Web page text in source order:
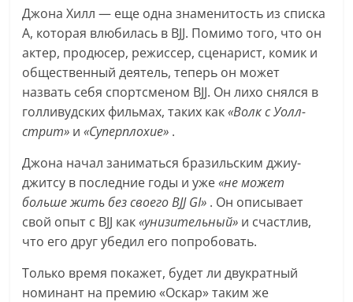
Джона Хилл — еще одна знаменитость из списка
А, которая влюбилась в BJJ. Помимо того, что он
актер, продюсер, режиссер, сценарист, комик и
общественный деятель, теперь он может
назвать себя спортсменом BJJ. Он лихо снялся в
голливудских фильмах, таких как«Волк с Уолл-
стрит» и«Суперплохие» .
Джона начал заниматься бразильским джиу-
джитсу в последние годы и уже«не может
больше жить без своего BJJ GI» . Он описывает
свой опыт с BJJ как«унизительный» и счастлив,
что его друг убедил его попробовать.
Только время покажет, будет ли двукратный
номинант на премию «Оскар» таким же